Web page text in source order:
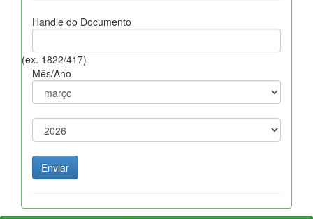
Handle do Documento
(ex. 1822/417)
Mês/Ano